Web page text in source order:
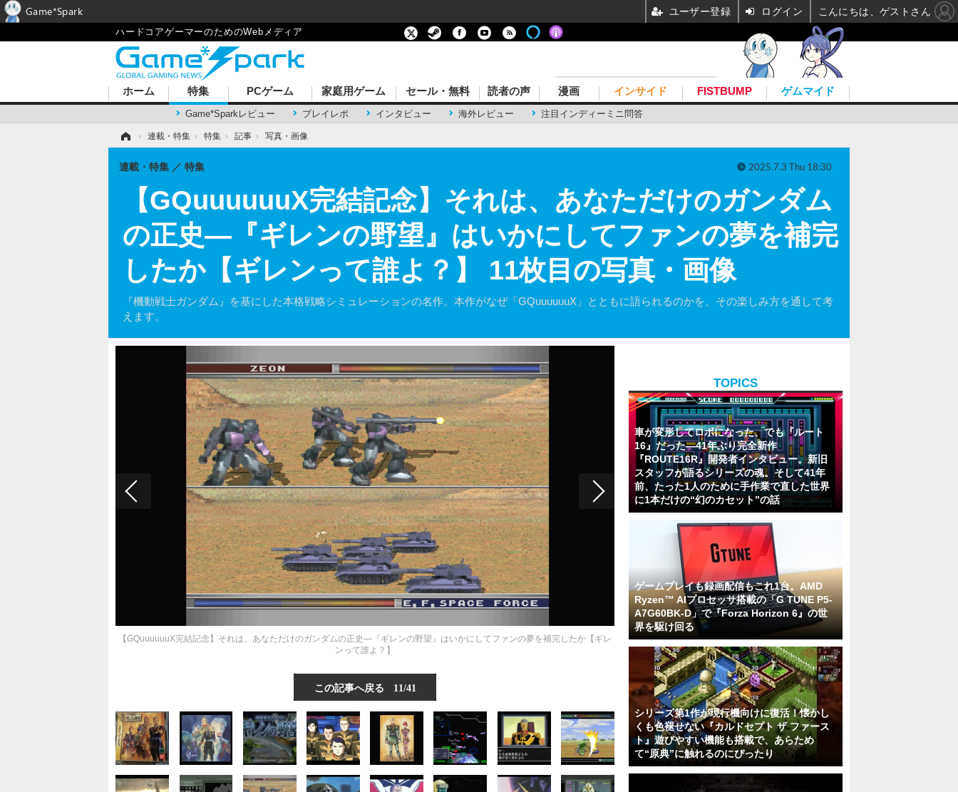
ハードコアゲーマーのためのWebメディア
ホーム 特集
Game*Sparkレビュー プレイレポ インタビュー 海外レビュー 注目インディーミニ問答
PCゲーム 家庭用ゲーム セール・無料 読者の声 漫画 インサイド FISTBUMP ゲムマイド
› 連載・特集 › 特集 › 記事 › 写真・画像
【GQuuuuuuX完結記念】それは、あなただけのガンダム
の正史―『ギレンの野望』はいかにしてファンの夢を補完
したか【ギレンって誰よ？】 11枚目の写真・画像
『機動戦士ガンダム』を基にした本格戦略シミュレーションの名作。本作がなぜ「GQuuuuuuX」とともに語られるのかを、その楽しみ方を通して考
えます。
連載・特集 特集 2025.7.3 Thu 18:30
【GQuuuuuuX完結記念】それは、あなただけのガンダムの正史―『ギレンの野望』はいかにしてファンの夢を補完したか【ギレ
ンって誰よ？】
この記事へ戻る 11/41
TOPICS
車が変形してロボになった、でも『ルート
16』だった―41年ぶり完全新作
『ROUTE16R』開発者インタビュー。新旧
スタッフが語るシリーズの魂。そして41年
前、たった1人のために手作業で直した世界
に1本だけの“幻のカセット”の話
ゲームプレイも録画配信もこれ1台。AMD
Ryzen™ AIプロセッサ搭載の「G TUNE P5-
A7G60BK-D」で『Forza Horizon 6』の世
界を駆け回る
シリーズ第1作が現行機向けに復活！懐かし
くも色褪せない『カルドセプト ザ ファース
ト』遊びやすい機能も搭載で、あらため
て“原典”に触れるのにぴったり
Game*Spark ユーザー登録 ログイン こんにちは、ゲストさん